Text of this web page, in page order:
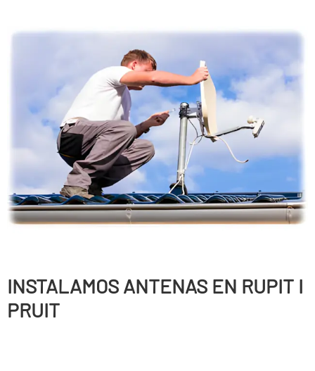
INSTALAMOS ANTENAS EN RUPIT I
PRUIT